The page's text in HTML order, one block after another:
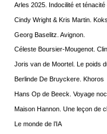
Arles 2025. Indocilité et
Cindy Wright & Kris Martin.
Georg Baselitz. Avignon.
Céleste Boursier-Mougenot.
Joris van de Moortel. Le poids
Berlinde De Bruyckere. Khoros
Hans Op de Beeck. Voyage
Maison Hannon. Une leçon de
Le monde de l’IA